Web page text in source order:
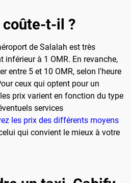
coûte-t-il ?
de Salalah est très
inférieur à 1 OMR. En revanche,
entre 5 et 10 OMR, selon l'heure
ceux qui optent pour un
prix varient en fonction du type
services
les prix des différents moyens
qui convient le mieux à votre